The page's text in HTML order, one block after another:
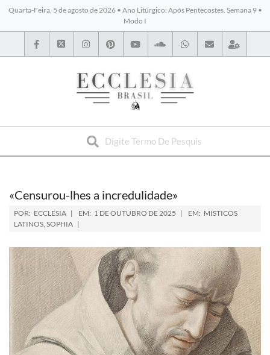
Quarta-Feira, 5 de agosto de 2026 • Ano Litúrgico: Após Pentecostes, Semana 9 •
Modo I
BYBLOS
«Censurou-lhes a incredulidade»
POR: ECCLESIA EM: 1 DE OUTUBRO DE 2025 EM: MISTICOS
LATINOS, SOPHIA